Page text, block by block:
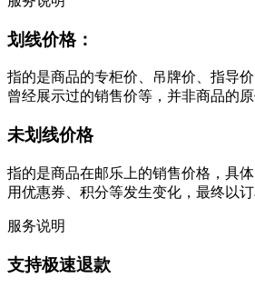
划线价格：
指的是商品的专柜价、吊牌价、指导
曾经展示过的销售价等，并非商品的原
未划线价格
指的是商品在邮乐上的销售价格，具
用优惠券、积分等发生变化，最终以
服务说明
支持极速退款